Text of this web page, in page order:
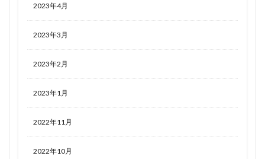
2023年4月
2023年3月
2023年2月
2023年1月
2022年11月
2022年10月